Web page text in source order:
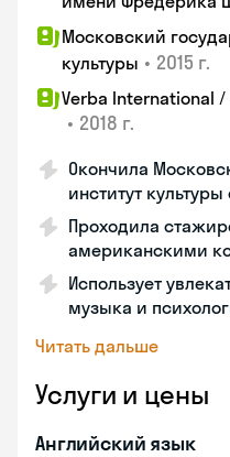
Московский
культуры • 2015 г.
Verba International
• 2018 г.
Окончила
институт
Проходила
американскими
Использует
музыка и
Читать дальше
Услуги и цены
Английский язык